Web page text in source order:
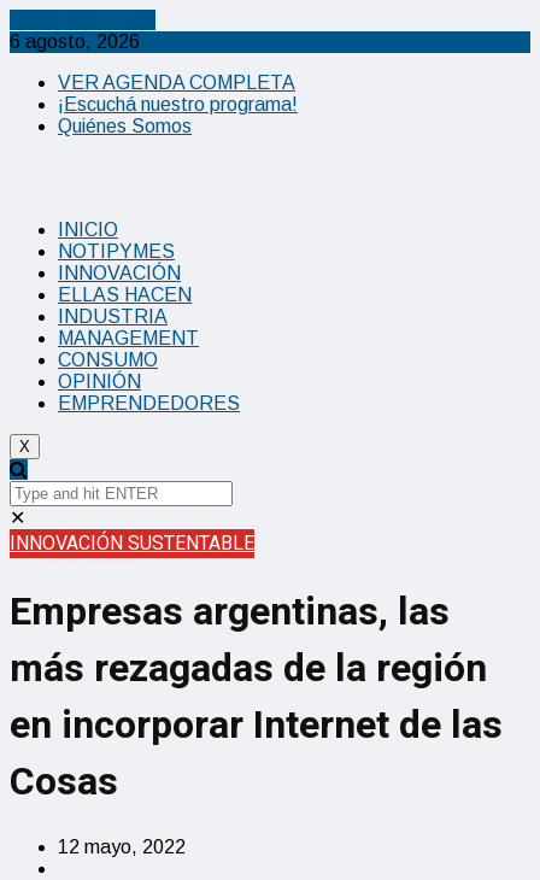
6 agosto, 2026
VER AGENDA COMPLETA
¡Escuchá nuestro programa!
Quiénes Somos
INICIO
NOTIPYMES
INNOVACIÓN
ELLAS HACEN
INDUSTRIA
MANAGEMENT
CONSUMO
OPINIÓN
EMPRENDEDORES
X
✕
INNOVACIÓN SUSTENTABLE
Empresas argentinas, las
más rezagadas de la región
en incorporar Internet de las
Cosas
12 mayo, 2022